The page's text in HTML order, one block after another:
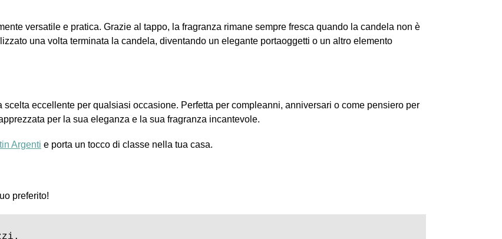
versatile e pratica. Grazie al tappo, la fragranza rimane sempre fresca quando la candela non è
una volta terminata la candela, diventando un elegante portaoggetti o un altro elemento
eccellente per qualsiasi occasione. Perfetta per compleanni, anniversari o come pensiero per
per la sua eleganza e la sua fragranza incantevole.
Argenti e porta un tocco di classe nella tua casa.
preferito!